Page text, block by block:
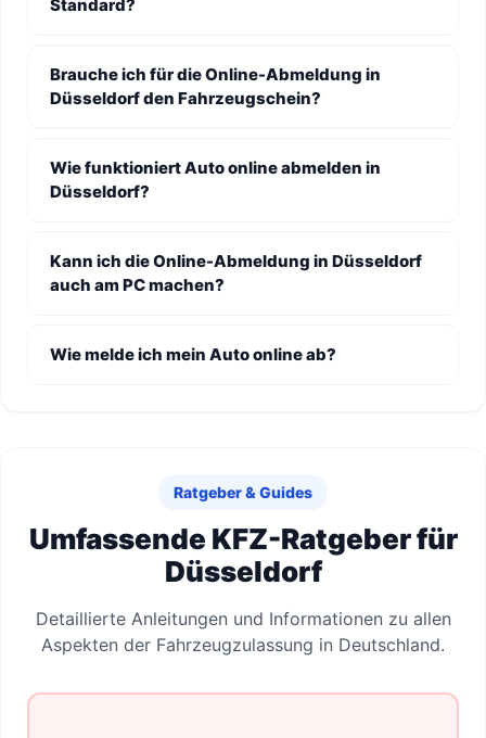
Standard?
Brauche ich für die Online-Abmeldung in
Düsseldorf den Fahrzeugschein?
Wie funktioniert Auto online abmelden in
Düsseldorf?
Kann ich die Online-Abmeldung in Düsseldorf
auch am PC machen?
Wie melde ich mein Auto online ab?
Ratgeber & Guides
Umfassende KFZ-Ratgeber für
Düsseldorf
Detaillierte Anleitungen und Informationen zu allen
Aspekten der Fahrzeugzulassung in Deutschland.